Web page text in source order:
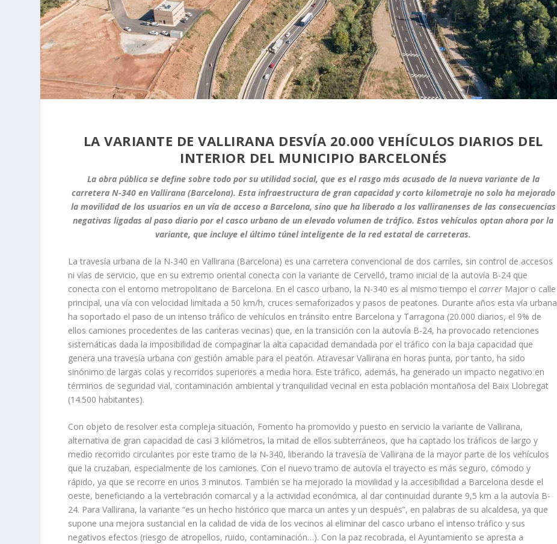
LA VARIANTE DE VALLIRANA DESVÍA 20.000 VEHÍCULOS DIARIOS DEL
INTERIOR DEL MUNICIPIO BARCELONÉS
La obra pública se define sobre todo por su utilidad social, que es el rasgo más acusado de la nueva variante de la
carretera N-340 en Vallirana (Barcelona). Esta infraestructura de gran capacidad y corto kilometraje no solo ha mejorado
la movilidad de los usuarios en un vía de acceso a Barcelona, sino que ha liberado a los valliranenses de las consecuencias
negativas ligadas al paso diario por el casco urbano de un elevado volumen de tráfico. Estos vehículos optan ahora por la
variante, que incluye el último túnel inteligente de la red estatal de carreteras.
La travesía urbana de la N-340 en Vallirana (Barcelona) es una carretera convencional de dos carriles, sin control de accesos
ni vías de servicio, que en su extremo oriental conecta con la variante de Cervelló, tramo inicial de la autovía B-24 que
conecta con el entorno metropolitano de Barcelona. En el casco urbano, la N-340 es al mismo tiempo el carrerMajor o calle
principal, una vía con velocidad limitada a 50 km/h, cruces semaforizados y pasos de peatones. Durante años esta vía urbana
ha soportado el paso de un intenso tráfico de vehículos en tránsito entre Barcelona y Tarragona (20.000 diarios, el 9% de
ellos camiones procedentes de las canteras vecinas) que, en la transición con la autovía B-24, ha provocado retenciones
sistemáticas dada la imposibilidad de compaginar la alta capacidad demandada por el tráfico con la baja capacidad que
genera una travesía urbana con gestión amable para el peatón. Atravesar Vallirana en horas punta, por tanto, ha sido
sinónimo de largas colas y recorridos superiores a media hora. Este tráfico, además, ha generado un impacto negativo en
términos de seguridad vial, contaminación ambiental y tranquilidad vecinal en esta población montañosa del Baix Llobregat
(14.500 habitantes).
Con objeto de resolver esta compleja situación, Fomento ha promovido y puesto en servicio la variante de Vallirana,
alternativa de gran capacidad de casi 3 kilómetros, la mitad de ellos subterráneos, que ha captado los tráficos de largo y
medio recorrido circulantes por este tramo de la N-340, liberando la travesía de Vallirana de la mayor parte de los vehículos
que la cruzaban, especialmente de los camiones. Con el nuevo tramo de autovía el trayecto es más seguro, cómodo y
rápido, ya que se recorre en unos 3 minutos. También se ha mejorado la movilidad y la accesibilidad a Barcelona desde el
oeste, beneficiando a la vertebración comarcal y a la actividad económica, al dar continuidad durante 9,5 km a la autovía B-
24. Para Vallirana, la variante “es un hecho histórico que marca un antes y un después”, en palabras de su alcaldesa, ya que
supone una mejora sustancial en la calidad de vida de los vecinos al eliminar del casco urbano el intenso tráfico y sus
negativos efectos (riesgo de atropellos, ruido, contaminación…). Con la paz recobrada, el Ayuntamiento se apresta a